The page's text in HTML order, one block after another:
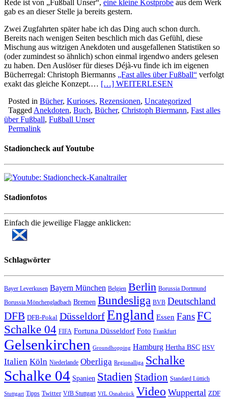
Rede ist von „Fußball Unser“, eine kleine Kostprobe aus dem Werk
gab es an dieser Stelle ja bereits gestern.
Zwei Zugfahrten später habe ich das Ding auch schon durch.
Bereits nach wenigen Seiten beschlich mich das Gefühl, diese
Mischung aus witzigen Anekdoten und ausgefallenen Statistiken so
(oder zumindest so ähnlich) schon einmal irgendwo anders gelesen
zu haben. Den Auslöser für dieses Déjà-vu finde ich im eigenen
Bücherregal: Christoph Biermanns „Fast alles über Fußball“ verfolgt
exakt das gleiche Konzept.… […] WEITERLESEN
Posted in Bücher, Kurioses, Rezensionen, Uncategorized
Tagged Anekdoten, Buch, Bücher, Christoph Biermann, Fast alles
über Fußball, Fußball Unser
Permalink
Stadioncheck auf Youtube
Stadionfotos
Einfach die jeweilige Flagge anklicken:
Schlagwörter
Bayer Leverkusen Bayern München Belgien Berlin Borussia Dortmund
Borussia Mönchengladbach Bremen Bundesliga BVB Deutschland
DFB DFB-Pokal DüsseldorfEngland Essen FansFC
Schalke 04 FIFA Fortuna Düsseldorf Foto Frankfurt
Gelsenkirchen Groundhopping Hamburg Hertha BSC HSV
Italien Köln Niederlande Oberliga Regionalliga Schalke
Schalke 04 Spanien Stadien Stadion Standard Lüttich
Stuttgart Tipps Twitter VfB Stuttgart VfL Osnabrück Video Wuppertal ZDF